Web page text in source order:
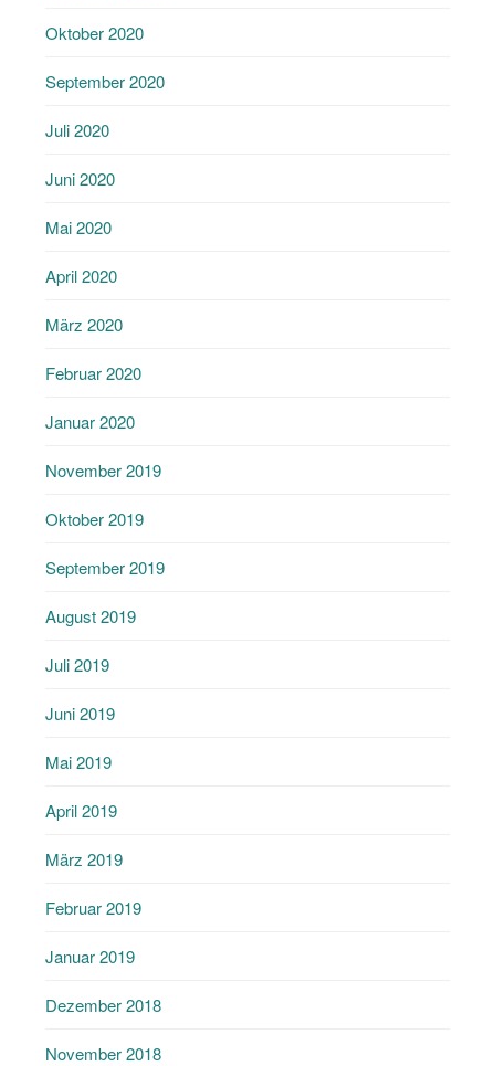
Oktober 2020
September 2020
Juli 2020
Juni 2020
Mai 2020
April 2020
März 2020
Februar 2020
Januar 2020
November 2019
Oktober 2019
September 2019
August 2019
Juli 2019
Juni 2019
Mai 2019
April 2019
März 2019
Februar 2019
Januar 2019
Dezember 2018
November 2018